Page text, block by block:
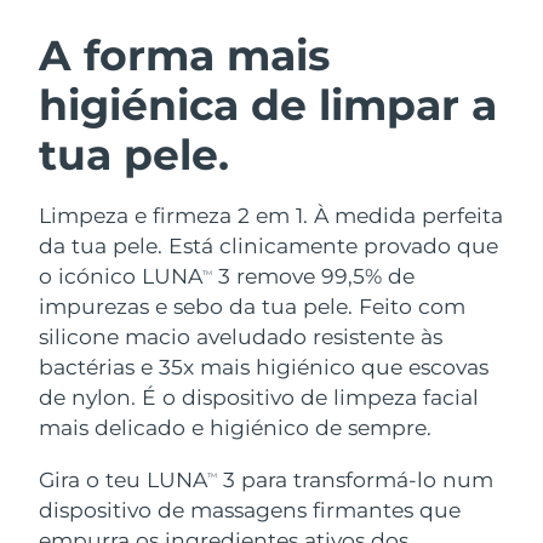
A forma mais
higiénica de limpar a
tua pele.
Limpeza e firmeza 2 em 1. À medida perfeita
da tua pele. Está clinicamente provado que
o icónico LUNATM
3 remove 99,5% de
impurezas e sebo da tua pele. Feito com
silicone macio aveludado resistente às
bactérias e 35x mais higiénico que escovas
de nylon. É o dispositivo de limpeza facial
mais delicado e higiénico de sempre.
Gira o teu LUNATM
3 para transformá-lo num
dispositivo de massagens firmantes que
Limpeza facial
Anti-aging massage
LUNA™ 4 Plus
Massage, LED heating
LUNA™ 4 Men
Microcurrent toning
BEAR™ 2 go
Microcurrent toning on-the-go
BEAR™ 2 eyes & lips
Hidratação
UFO™ 3 kit
Deep facial hydration
UFO™ 3 LED
Near-infrared and red light therapy
device
Cuidado oral
issa™ 4
Hybrid silicone sonic toothbrush
Smart hybrid silicone sonic toothbrush
TRATAMENTO ANTIENVELHECIMENTO
FAQ™
Antienvelhecimento Tratamentos LED
Áustria
Barein Entrega prevista8/9/26
Bélgica
Bermudas Entrega prevista8/14/26
Bósnia e
Herzegovina
Entrega prevista
Brunei Entrega prevista
Bulgária Entrega prevista8/8/26
Chile Entrega prevista8/12/26